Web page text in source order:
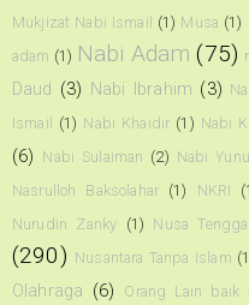
Mukjizat Nabi Ismail (1) Musa (1)
adam (1) Nabi Adam (75)
Daud (3) Nabi Ibrahim (3)
Ismail
(1) Nabi Khaidir (1) Nabi
(6) Nabi Sulaiman (2) Nabi
Nasrulloh Baksolahar (1) NKRI
Nurudin Zanky (1) Nusa
(290) Nusantara Tanpa Islam
Olahraga (6) Orang Lain baik